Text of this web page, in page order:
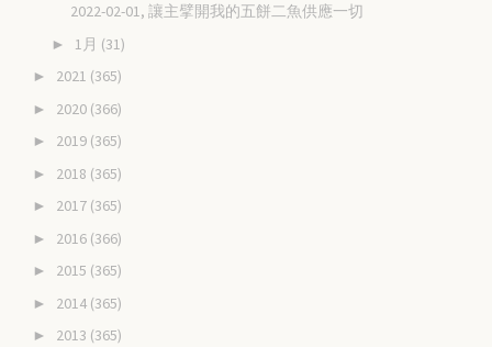
2022-02-01, 讓主擘開我的五餅二魚供應一切
► 1月 (31)
► 2021 (365)
► 2020 (366)
► 2019 (365)
► 2018 (365)
► 2017 (365)
► 2016 (366)
► 2015 (365)
► 2014 (365)
► 2013 (365)